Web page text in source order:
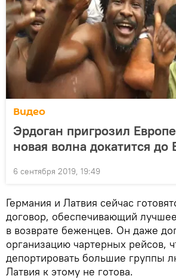
Видео
Эрдоган пригрозил
новая волна докатится до
6 сентября 2019, 19:49
Германия и Латвия сейчас
договор, обеспечивающий
в возврате беженцев. Он даже
организацию чартерных рейсов,
депортировать большие группы
Латвия к этому не готова.